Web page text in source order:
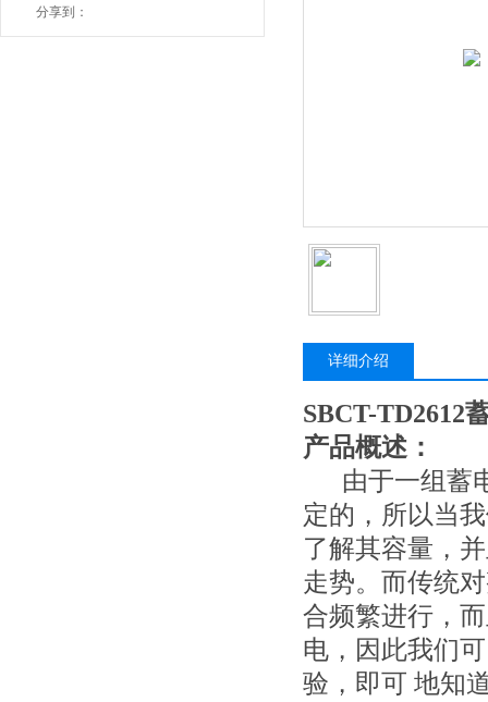
分享到：
详细介绍
SBCT-TD2612
产品概述：
由于一组蓄
定的，所以当
了解其容量，
走势。而传统
合频繁进行，
电，因此我们
验，即可 地知